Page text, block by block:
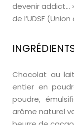
devenir addict…
de l’UDSF
Chocolat au
entier en
poudre,
arôme naturel